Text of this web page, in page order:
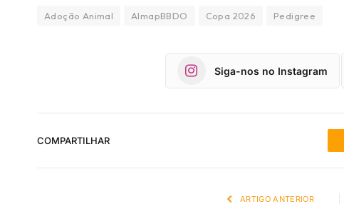
Adoção Animal AlmapBBDO Copa 2026 Pedigree
Siga-nos no Instagram
COMPARTILHAR
ARTIGO ANTERIOR